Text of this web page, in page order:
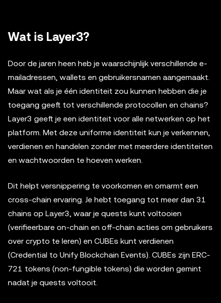
Wat is Layer3?
Door de jaren heen heb je waarschijnlijk verschillende e-
mailadressen, wallets en gebruikersnamen aangemaakt.
Maar wat als je één identiteit zou kunnen hebben die je
toegang geeft tot verschillende protocollen en chains?
Layer3 geeft je een identiteit voor alle netwerken op het
platform. Met deze uniforme identiteit kun je verkennen,
verdienen en handelen zonder met meerdere identiteiten
en wachtwoorden te hoeven werken.
Dit helpt versnippering te voorkomen en omarmt een
cross-chain ervaring. Je hebt toegang tot meer dan 31
chains op Layer3, waar je quests kunt voltooien
(verifieerbare on-chain en off-chain acties om gebruikers
over crypto te leren) en CUBEs kunt verdienen
(Credential to Unify Blockchain Events). CUBEs zijn ERC-
721 tokens (non-fungible tokens) die worden gemint
nadat je quests voltooit.